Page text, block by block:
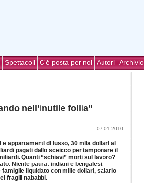
Spettacoli C'è posta per noi Autori Archivio
nell’inutile follia”
07-01-2010
e appartamenti di lusso, 30 mila dollari al
pagati dallo sceicco per tamponare il
Quanti “schiavi” morti sul lavoro?
Niente paura: indiani e bengalesi.
famiglie liquidato con mille dollari, salario
fragili nababbi.